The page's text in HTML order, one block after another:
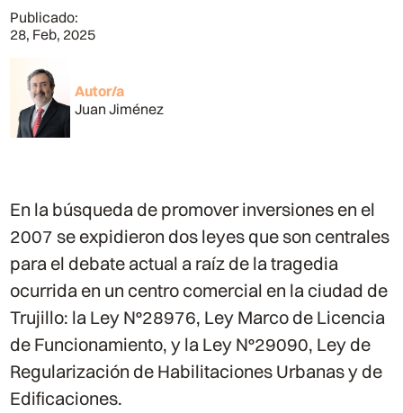
Publicado:
28, Feb, 2025
Autor/a
Juan Jiménez
En la búsqueda de promover inversiones en el
2007 se expidieron dos leyes que son centrales
para el debate actual a raíz de la tragedia
ocurrida en un centro comercial en la ciudad de
Trujillo: la Ley N°28976, Ley Marco de Licencia
de Funcionamiento, y la Ley N°29090, Ley de
Regularización de Habilitaciones Urbanas y de
Edificaciones.